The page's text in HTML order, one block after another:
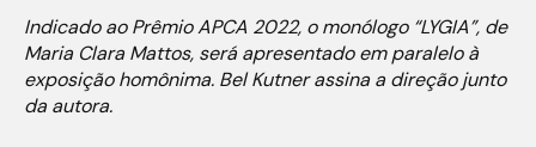
Indicado ao Prêmio APCA 2022, o monólogo “LYGIA”, de
Maria Clara Mattos, será apresentado em paralelo à
exposição homônima. Bel Kutner assina a direção junto
da autora.